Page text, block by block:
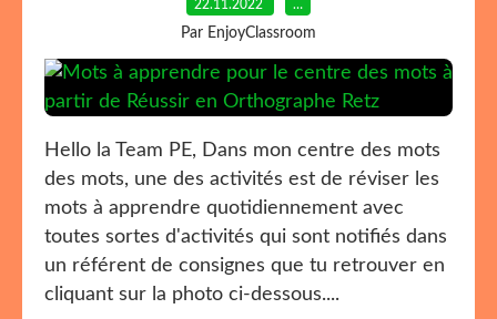
22.11.2022 …
Par EnjoyClassroom
Hello la Team PE, Dans mon centre des mots
des mots, une des activités est de réviser les
mots à apprendre quotidiennement avec
toutes sortes d'activités qui sont notifiés dans
un référent de consignes que tu retrouver en
cliquant sur la photo ci-dessous....